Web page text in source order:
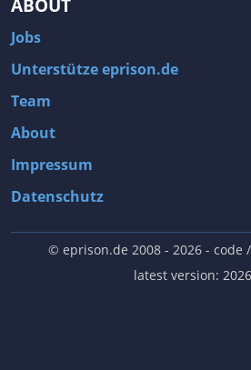
ABOUT
Jobs
Unterstütze eprison.de
Team
About
Impressum
Datenschutz
© eprison.de 2008 - 2026- code
latest version: